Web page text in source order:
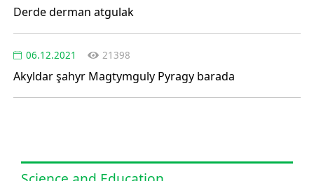
Derde derman atgulak
06.12.2021 21398
Akyldar şahyr Magtymguly Pyragy barada